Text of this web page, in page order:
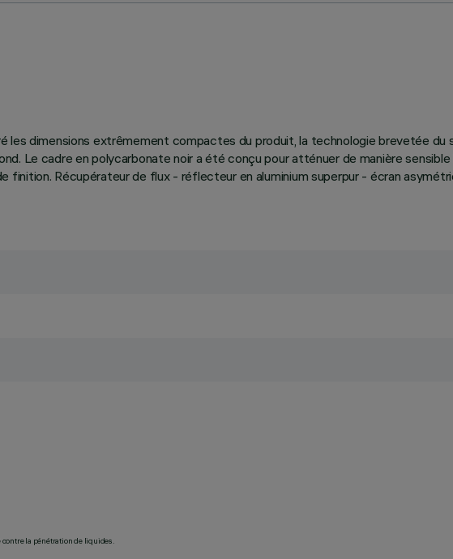
les dimensions extrêmement compactes du produit, la technologie brevetée
Le cadre en polycarbonate noir a été conçu pour atténuer de manière
finition. Récupérateur de flux - réflecteur en aluminium superpur - écran
contre la pénétration de liquides.